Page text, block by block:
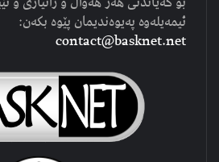
ئیمەیلەوە پەیوەندیمان پێوە بکەن:
contact@basknet.net